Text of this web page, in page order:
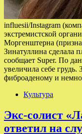
influesii/Instagram
экстремистской
Моргенштерна
Зинатуллина сделала
сообщает Super. По
увеличила себе грудь.
фиброаденому и
Культура
Экс-солист
ответил на